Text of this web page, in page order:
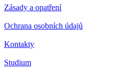
Zásady a opatření
Ochrana osobních údajů
Kontakty
Studium